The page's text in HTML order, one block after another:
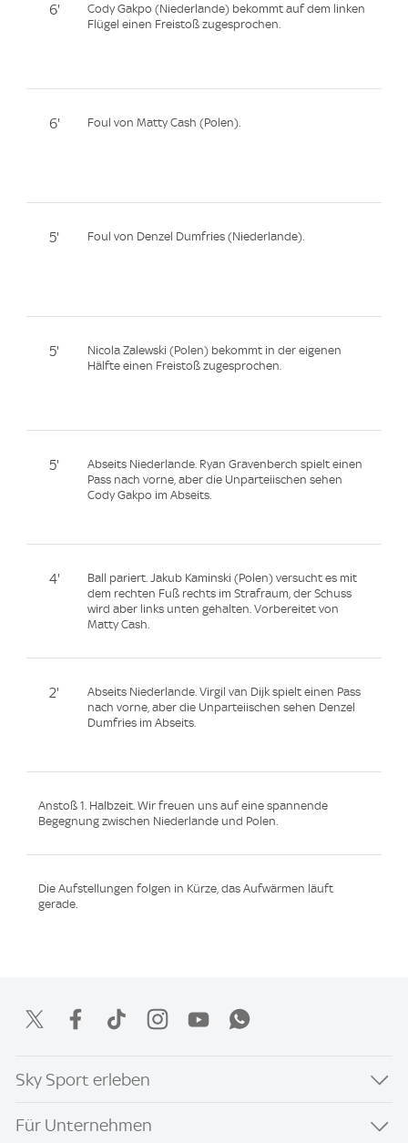
6'
Cody Gakpo (Niederlande) bekommt auf dem linken
Flügel einen Freistoß zugesprochen.
6' Foul von Matty Cash (Polen).
5' Foul von Denzel Dumfries (Niederlande).
5'
Nicola Zalewski (Polen) bekommt in der eigenen
Hälfte einen Freistoß zugesprochen.
5'
Abseits Niederlande. Ryan Gravenberch spielt einen
Pass nach vorne, aber die Unparteiischen sehen
Cody Gakpo im Abseits.
4'
Ball pariert. Jakub Kaminski (Polen) versucht es mit
dem rechten Fuß rechts im Strafraum, der Schuss
wird aber links unten gehalten. Vorbereitet von
Matty Cash.
2'
Abseits Niederlande. Virgil van Dijk spielt einen Pass
nach vorne, aber die Unparteiischen sehen Denzel
Dumfries im Abseits.
Anstoß 1. Halbzeit. Wir freuen uns auf eine spannende
Begegnung zwischen Niederlande und Polen.
Die Aufstellungen folgen in Kürze, das Aufwärmen läuft
gerade.
Sky Sport erleben
Für Unternehmen